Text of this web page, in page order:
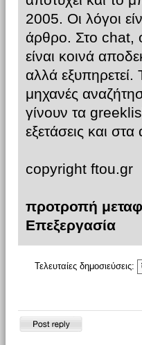
2005. Οι λόγοι
άρθρο. Στο chat,
είναι κοινά
αλλά
μηχανές
γίνουν τα
εξετάσεις και
copyright ftou.gr
προτροπή
Επεξεργασία
Τελευταίες δημοσιεύσεις:
Δημιουργία